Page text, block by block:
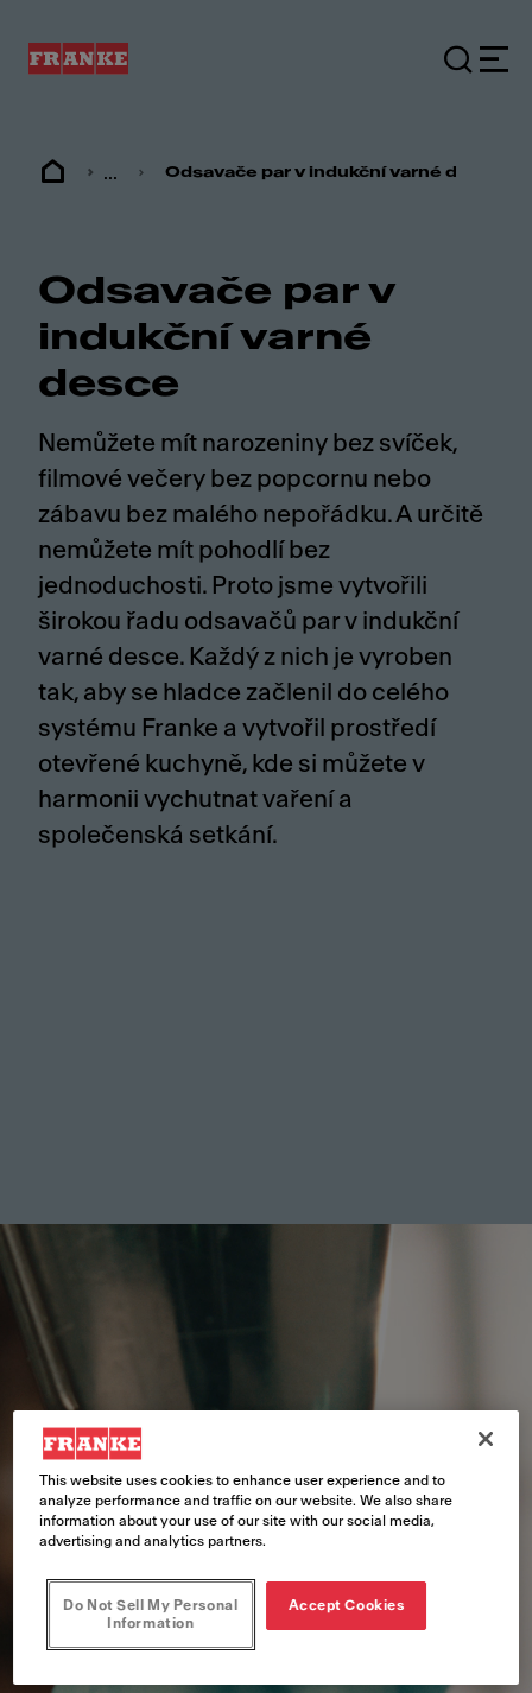
... Odsavače par v indukční varné desce
Odsavače par v
indukční varné
desce
Nemůžete mít narozeniny bez svíček,
filmové večery bez popcornu nebo
zábavu bez malého nepořádku. A určitě
nemůžete mít pohodlí bez
jednoduchosti. Proto jsme vytvořili
širokou řadu odsavačů par v indukční
varné desce. Každý z nich je vyroben
tak, aby se hladce začlenil do celého
systému Franke a vytvořil prostředí
otevřené kuchyně, kde si můžete v
harmonii vychutnat vaření a
společenská setkání.
This website uses cookies to enhance user experience and to
analyze performance and traffic on our website. We also share
information about your use of our site with our social media,
advertising and analytics partners.
Do Not Sell My Personal
Information
Accept Cookies